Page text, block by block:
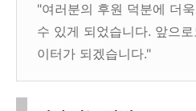
"여러분의 후원 덕분에 더
수 있게 되었습니다. 앞으
이터가 되겠습니다."